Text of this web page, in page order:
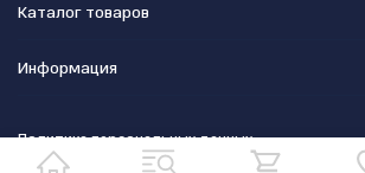
Каталог товаров
Информация
Политика персональных данных